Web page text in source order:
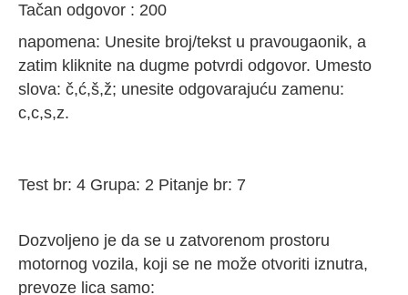
Tačan odgovor : 200
napomena: Unesite broj/tekst u pravougaonik, a
zatim kliknite na dugme potvrdi odgovor. Umesto
slova: č,ć,š,ž; unesite odgovarajuću zamenu:
c,c,s,z.
Test br: 4 Grupa: 2 Pitanje br: 7
Dozvoljeno je da se u zatvorenom prostoru
motornog vozila, koji se ne može otvoriti iznutra,
prevoze lica samo: